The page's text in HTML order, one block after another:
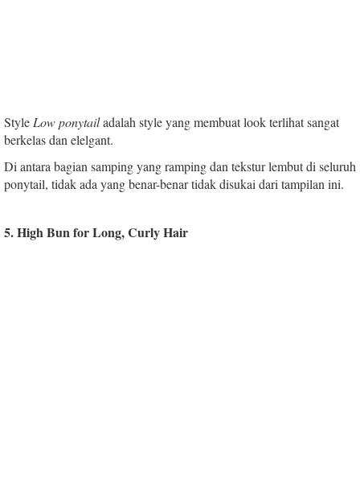
Style Low ponytailadalah style yang membuat look terlihat sangat
berkelas dan elelgant.
Di antara bagian samping yang ramping dan tekstur lembut di seluruh
ponytail, tidak ada yang benar-benar tidak disukai dari tampilan ini.
5. High Bun for Long, Curly Hair